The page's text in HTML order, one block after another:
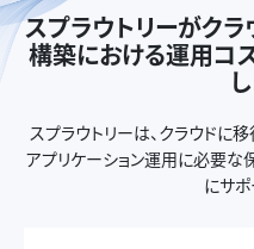
スプラウトリーがク
構築における運用コ
スプラウトリーは、クラウドに
アプリケーション運用に必要な
にサポ